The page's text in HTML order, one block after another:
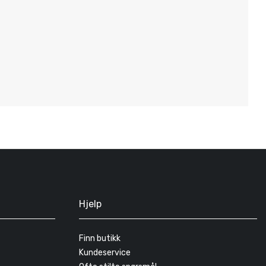
Hjelp
Finn butikk
Kundeservice